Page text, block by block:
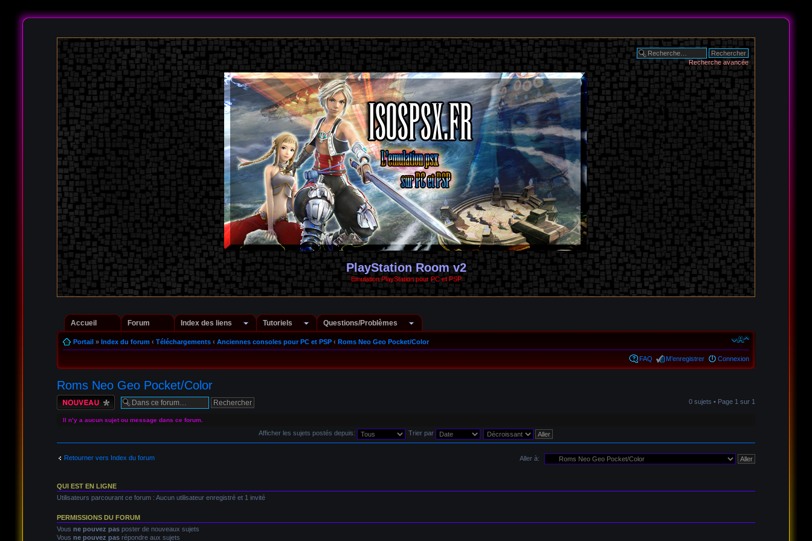
Recherche avancée
PlayStation Room v2
Emulation PlayStation pour PC et PSP
Accueil Forum Index des liens Tutoriels Questions/Problèmes
Portail» Index du forum ‹ Téléchargements ‹ Anciennes consoles pour PC et PSP ‹ Roms Neo Geo Pocket/Color
FAQ M’enregistrer Connexion
Roms Neo Geo Pocket/Color
Écrire un nouveau
sujet
0 sujets • Page 1 sur 1
Il n’y a aucun sujet ou message dans ce forum.
Afficher les sujets postés depuis: Trier par
Retourner vers Index du forum Aller à:
QUI EST EN LIGNE
Utilisateurs parcourant ce forum : Aucun utilisateur enregistré et 1 invité
PERMISSIONS DU FORUM
Vous ne pouvez pasposter de nouveaux sujets
Vous ne pouvez pasrépondre aux sujets